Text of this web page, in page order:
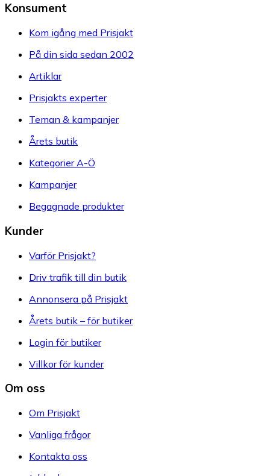
Konsument
Kom igång med Prisjakt
På din sida sedan 2002
Artiklar
Prisjakts experter
Teman & kampanjer
Årets butik
Kategorier A-Ö
Kampanjer
Begagnade produkter
Kunder
Varför Prisjakt?
Driv trafik till din butik
Annonsera på Prisjakt
Årets butik – för butiker
Login för butiker
Villkor för kunder
Om oss
Om Prisjakt
Vanliga frågor
Kontakta oss